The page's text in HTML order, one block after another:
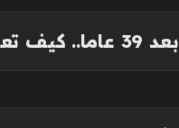
بعد 39 عاما.. كيف تعامل أحمد زكي مع الحيوانات فى فيلم أربعة فى مهمة رسمية؟